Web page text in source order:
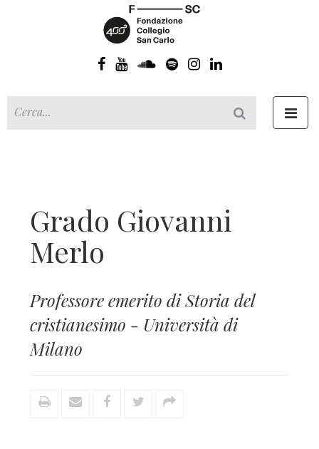
Grado Giovanni
Merlo
Professore emerito di Storia del
cristianesimo - Università di
Milano